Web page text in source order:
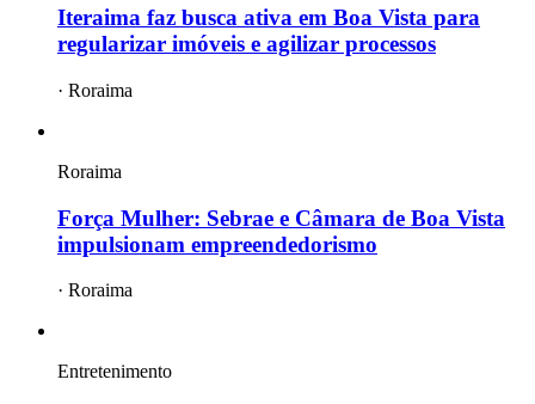
Iteraima faz busca ativa em Boa Vista para
regularizar imóveis e agilizar processos
· Roraima
Roraima
Força Mulher: Sebrae e Câmara de Boa Vista
impulsionam empreendedorismo
· Roraima
Entretenimento